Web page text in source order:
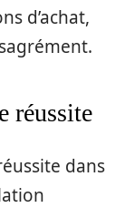
d’achat,
réussite
dans